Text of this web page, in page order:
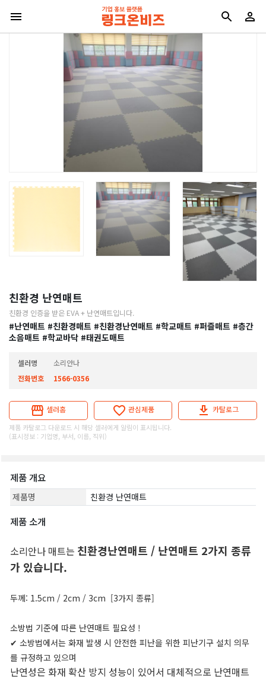
친환경 난연매트
친환경 인증을 받은 EVA + 난연매트입니다.
#난연매트 #친환경매트 #친환경난연매트 #학교매트 #퍼즐매트 #층간
소음매트 #학교바닥 #태권도매트
셀러명
소리안나
전화번호
1566-0356
셀러홈 관심제품 카탈로그
제품 카탈로그 다운로드 시 해당 셀러에게 알림이 표시됩니다.
(표시정보 : 기업명, 부서, 이름, 직위)
제품 개요
제품명 친환경 난연매트
제품 소개